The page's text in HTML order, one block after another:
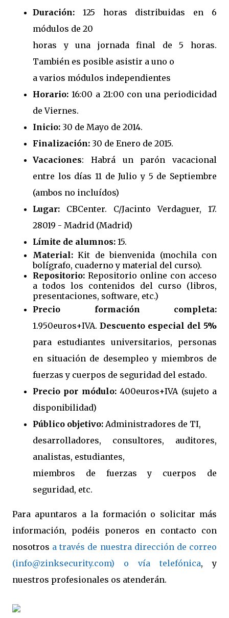
Duración: 125 horas distribuidas en 6
módulos de 20
horas y una jornada final de 5 horas.
También es posible asistir a uno o
a varios módulos independientes
Horario: 16:00 a 21:00 con una periodicidad
de Viernes.
Inicio: 30 de Mayo de 2014.
Finalización: 30 de Enero de 2015.
Vacaciones: Habrá un parón vacacional
entre los días 11 de Julio y 5 de Septiembre
(ambos no incluídos)
Lugar: CBCenter. C/Jacinto Verdaguer, 17.
28019 - Madrid (Madrid)
Límite de alumnos: 15.
Material: Kit de bienvenida (mochila con
bolígrafo, cuaderno y material del curso).
Repositorio: Repositorio online con acceso
a todos los contenidos del curso (libros,
presentaciones, software, etc.)
Precio formación completa:
1.950euros+IVA. Descuento especial del 5%
para estudiantes universitarios, personas
en situación de desempleo y miembros de
fuerzas y cuerpos de seguridad del estado.
Precio por módulo:400euros+IVA (sujeto a
disponibilidad)
Público objetivo: Administradores de TI,
desarrolladores, consultores, auditores,
analistas, estudiantes,
miembros de fuerzas y cuerpos de
seguridad, etc.
Para apuntaros a la formación o solicitar más
información, podéis poneros en contacto con
nosotros a través de nuestra dirección de correo
(info@zinksecurity.com) o vía telefónica, y
nuestros profesionales os atenderán.